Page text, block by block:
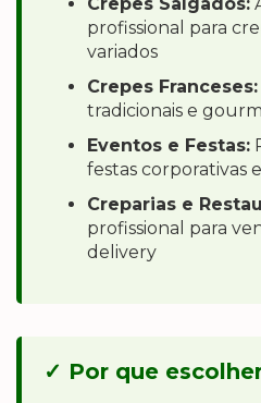
profissional para
variados
Crepes Franceses:
tradicionais e
Eventos e Festas:
festas corporativas
Creparias e
profissional para
delivery
✓ Por que